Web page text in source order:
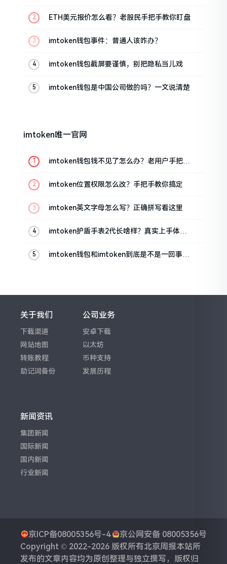
ETH美元报价怎么看？老股民手把手教你盯盘
imtoken钱包事件：普通人该咋办？
imtoken钱包截屏要谨慎，别把隐私当儿戏
imtoken钱包是中国公司做的吗？一文说清楚
imtoken唯一官网
imtoken钱包钱不见了怎么办？老用户手把手
imtoken位置权限怎么改？手把手教你搞定
imtoken英文字母怎么写？正确拼写看这里
imtoken护盾手表2代长啥样？真实上手体验
imtoken钱包和imtoken到底是不是一回事？
关于我们
下载渠道
网站地图
转账教程
助记词备份
公司业务
安卓下载
以太坊
币种支持
发展历程
新闻资讯
集团新闻
国际新闻
国内新闻
行业新闻
京ICP备08005356号-4
京公网安备 08005356号
Copyright © 2022-2026 版权所有北京周报本站所
发布的文章内容均为原创整理与独立撰写，版权归